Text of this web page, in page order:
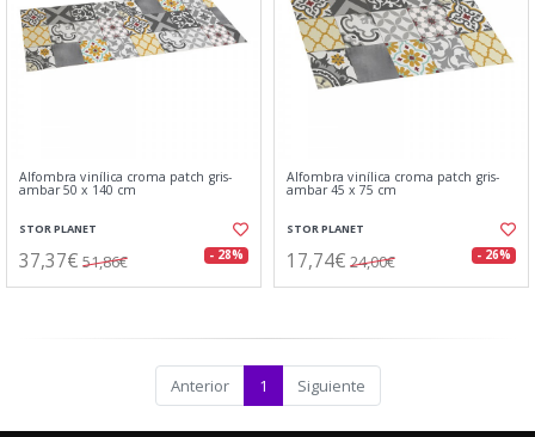
Alfombra vinílica croma patch gris-
ambar 50 x 140 cm
STOR PLANET
37,37€ 51,86€ - 28%
Alfombra vinílica croma patch gris-
ambar 45 x 75 cm
STOR PLANET
17,74€ 24,00€ - 26%
Anterior 1 Siguiente